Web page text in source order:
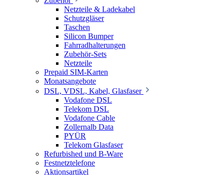
Netzteile & Ladekabel
Schutzgläser
Taschen
Silicon Bumper
Fahrradhalterungen
Zubehör-Sets
Netzteile
Prepaid SIM-Karten
Monatsangebote
DSL, VDSL, Kabel, Glasfaser
Vodafone DSL
Telekom DSL
Vodafone Cable
Zollernalb Data
PYÜR
Telekom Glasfaser
Refurbished und B-Ware
Festnetztelefone
Aktionsartikel